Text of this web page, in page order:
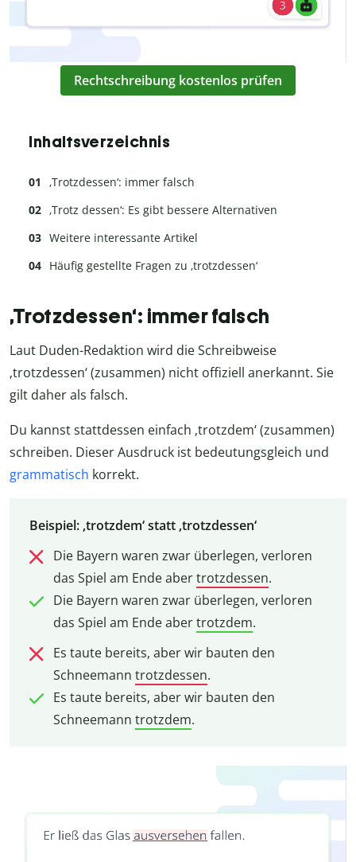
Rechtschreibung kostenlos prüfen
Inhaltsverzeichnis
‚Trotzdessen‘: immer falsch
‚Trotz dessen‘: Es gibt bessere Alternativen
Weitere interessante Artikel
Häufig gestellte Fragen zu ‚trotzdessen‘
‚Trotzdessen‘: immer falsch
Laut Duden-Redaktion wird die Schreibweise
‚trotzdessen‘ (zusammen) nicht offiziell anerkannt. Sie
gilt daher als falsch.
Du kannst stattdessen einfach ‚trotzdem‘ (zusammen)
schreiben. Dieser Ausdruck ist bedeutungsgleich und
grammatisch korrekt.
Beispiel: ‚trotzdem‘ statt ‚trotzdessen‘
Die Bayern waren zwar überlegen, verloren
das Spiel am Ende abertrotzdessen.
Die Bayern waren zwar überlegen, verloren
das Spiel am Ende abertrotzdem.
Es taute bereits, aber wir bauten den
Schneemann trotzdessen.
Es taute bereits, aber wir bauten den
Schneemann trotzdem.